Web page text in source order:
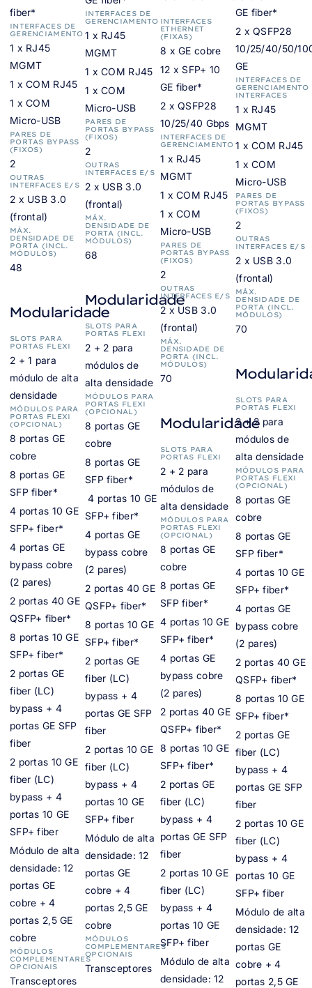
fiber*
INTERFACES DE
GERENCIAMENTO
1 x RJ45
MGMT
1 x COM RJ45
1 x COM
Micro-USB
PARES DE
PORTAS BYPASS
(FIXOS)
2
OUTRAS
INTERFACES E/S
2 x USB 3.0
(frontal)
MÁX.
DENSIDADE DE
PORTA (INCL.
MÓDULOS)
48
Modularidade
SLOTS PARA
PORTAS FLEXI
2 + 1 para
módulo de alta
densidade
MÓDULOS PARA
PORTAS FLEXI
(OPCIONAL)
8 portas GE
cobre
8 portas GE
SFP fiber*
4 portas 10 GE
SFP+ fiber*
4 portas GE
bypass cobre
(2 pares)
2 portas 40 GE
QSFP+ fiber*
8 portas 10 GE
SFP+ fiber*
2 portas GE
fiber (LC)
bypass + 4
portas GE SFP
fiber
2 portas 10 GE
fiber (LC)
bypass + 4
portas 10 GE
SFP+ fiber
Módulo de alta
densidade: 12
portas GE
cobre + 4
portas 2,5 GE
cobre
MÓDULOS
COMPLEMENTARES
OPCIONAIS
Transceptores
INTERFACES DE
GERENCIAMENTO
1 x RJ45
MGMT
1 x COM RJ45
1 x COM
Micro-USB
PARES DE
PORTAS BYPASS
(FIXOS)
2
OUTRAS
INTERFACES E/S
2 x USB 3.0
(frontal)
MÁX.
DENSIDADE DE
PORTA (INCL.
MÓDULOS)
68
Modularidade
SLOTS PARA
PORTAS FLEXI
2 + 2 para
módulos de
alta densidade
MÓDULOS PARA
PORTAS FLEXI
(OPCIONAL)
8 portas GE
cobre
8 portas GE
SFP fiber*
4 portas 10 GE
SFP+ fiber*
4 portas GE
bypass cobre
(2 pares)
2 portas 40 GE
QSFP+ fiber*
8 portas 10 GE
SFP+ fiber*
2 portas GE
fiber (LC)
bypass + 4
portas GE SFP
fiber
2 portas 10 GE
fiber (LC)
bypass + 4
portas 10 GE
SFP+ fiber
Módulo de alta
densidade: 12
portas GE
cobre + 4
portas 2,5 GE
cobre
MÓDULOS
COMPLEMENTARES
OPCIONAIS
Transceptores
INTERFACES
ETHERNET
(FIXAS)
8 x GE cobre
12 x SFP+ 10
GE fiber*
2 x QSFP28
10/25/40 Gbps
INTERFACES DE
GERENCIAMENTO
1 x RJ45
MGMT
1 x COM RJ45
1 x COM
Micro-USB
PARES DE
PORTAS BYPASS
(FIXOS)
2
OUTRAS
INTERFACES E/S
2 x USB 3.0
(frontal)
MÁX.
DENSIDADE DE
PORTA (INCL.
MÓDULOS)
70
Modularidade
SLOTS PARA
PORTAS FLEXI
2 + 2 para
módulos de
alta densidade
MÓDULOS PARA
PORTAS FLEXI
(OPCIONAL)
8 portas GE
cobre
8 portas GE
SFP fiber*
4 portas 10 GE
SFP+ fiber*
4 portas GE
bypass cobre
(2 pares)
2 portas 40 GE
QSFP+ fiber*
8 portas 10 GE
SFP+ fiber*
2 portas GE
fiber (LC)
bypass + 4
portas GE SFP
fiber
2 portas 10 GE
fiber (LC)
bypass + 4
portas 10 GE
SFP+ fiber
Módulo de alta
densidade: 12
GE fiber*
2 x QSFP28
10/25/40/50/
GE
INTERFACES DE
GERENCIAMENTO
INTERFACES
1 x RJ45
MGMT
1 x COM RJ45
1 x COM
Micro-USB
PARES DE
PORTAS BYPASS
(FIXOS)
2
OUTRAS
INTERFACES E/S
2 x USB 3.0
(frontal)
MÁX.
DENSIDADE DE
PORTA (INCL.
MÓDULOS)
70
SLOTS PARA
PORTAS FLEXI
2 + 2 para
módulos de
alta densidade
MÓDULOS PARA
PORTAS FLEXI
(OPCIONAL)
8 portas GE
cobre
8 portas GE
SFP fiber*
4 portas 10 GE
SFP+ fiber*
4 portas GE
bypass cobre
(2 pares)
2 portas 40 GE
QSFP+ fiber*
8 portas 10 GE
SFP+ fiber*
2 portas GE
fiber (LC)
bypass + 4
portas GE SFP
fiber
2 portas 10 GE
fiber (LC)
bypass + 4
portas 10 GE
SFP+ fiber
Módulo de alta
densidade: 12
portas GE
cobre + 4
portas 2,5 GE